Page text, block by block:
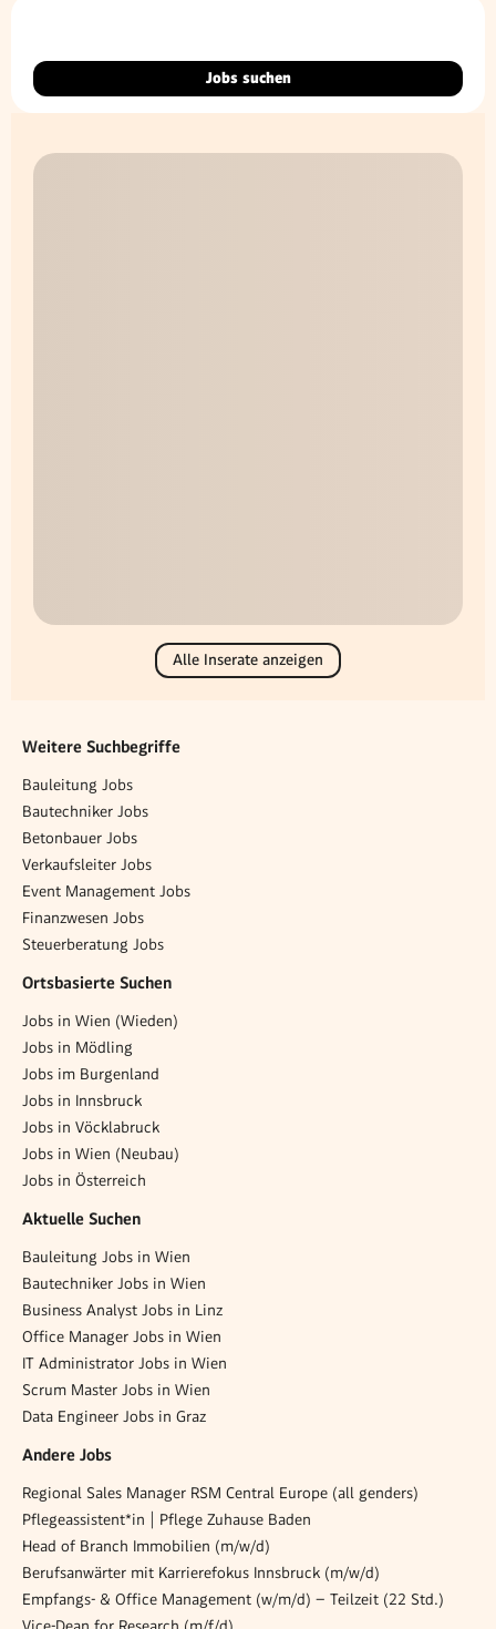
Jobs suchen
Alle Inserate anzeigen
Weitere Suchbegriffe
Bauleitung Jobs
Bautechniker Jobs
Betonbauer Jobs
Verkaufsleiter Jobs
Event Management Jobs
Finanzwesen Jobs
Steuerberatung Jobs
Ortsbasierte Suchen
Jobs in Wien (Wieden)
Jobs in Mödling
Jobs im Burgenland
Jobs in Innsbruck
Jobs in Vöcklabruck
Jobs in Wien (Neubau)
Jobs in Österreich
Aktuelle Suchen
Bauleitung Jobs in Wien
Bautechniker Jobs in Wien
Business Analyst Jobs in Linz
Office Manager Jobs in Wien
IT Administrator Jobs in Wien
Scrum Master Jobs in Wien
Data Engineer Jobs in Graz
Andere Jobs
Regional Sales Manager RSM Central Europe (all genders)
Pflegeassistent*in | Pflege Zuhause Baden
Head of Branch Immobilien (m/w/d)
Berufsanwärter mit Karrierefokus Innsbruck (m/w/d)
Empfangs- & Office Management (w/m/d) – Teilzeit (22 Std.)